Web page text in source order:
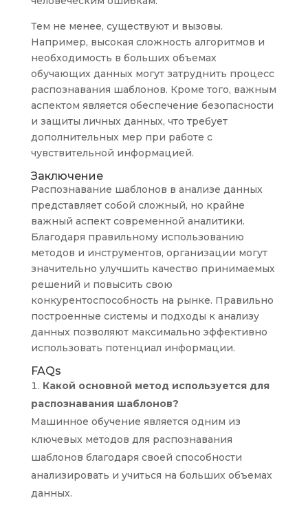
Тем не менее, существуют и вызовы.
Например, высокая сложность алгоритмов и
необходимость в больших объемах
обучающих данных могут затруднить процесс
распознавания шаблонов. Кроме того, важным
аспектом является обеспечение безопасности
и защиты личных данных, что требует
дополнительных мер при работе с
чувствительной информацией.
Заключение
Распознавание шаблонов в анализе данных
представляет собой сложный, но крайне
важный аспект современной аналитики.
Благодаря правильному использованию
методов и инструментов, организации могут
значительно улучшить качество принимаемых
решений и повысить свою
конкурентоспособность на рынке. Правильно
построенные системы и подходы к анализу
данных позволяют максимально эффективно
использовать потенциал информации.
FAQs
Какой основной метод используется для
распознавания шаблонов?
Машинное обучение является одним из
ключевых методов для распознавания
шаблонов благодаря своей способности
анализировать и учиться на больших объемах
данных.